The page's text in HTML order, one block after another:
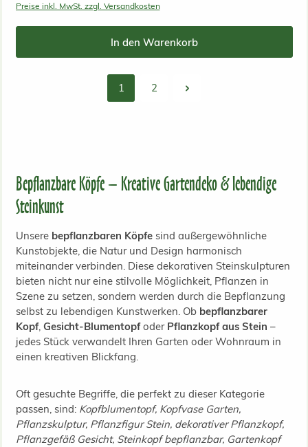
Preise inkl. MwSt. zzgl. Versandkosten
In den Warenkorb
Seite
1 Seite
2
Bepflanzbare Köpfe – Kreative Gartendeko & lebendige
Steinkunst
Unsere bepflanzbaren Köpfesind außergewöhnliche
Kunstobjekte, die Natur und Design harmonisch
miteinander verbinden. Diese dekorativen Steinskulpturen
bieten nicht nur eine stilvolle Möglichkeit, Pflanzen in
Szene zu setzen, sondern werden durch die Bepflanzung
selbst zu lebendigen Kunstwerken. Ob bepflanzbarer
Kopf, Gesicht-Blumentopfoder Pflanzkopf aus Stein –
jedes Stück verwandelt Ihren Garten oder Wohnraum in
einen kreativen Blickfang.
Oft gesuchte Begriffe, die perfekt zu dieser Kategorie
passen, sind: Kopfblumentopf, Kopfvase Garten,
Pflanzskulptur, Pflanzfigur Stein, dekorativer Pflanzkopf,
Pflanzgefäß Gesicht, Steinkopf bepflanzbar, Gartenkopf